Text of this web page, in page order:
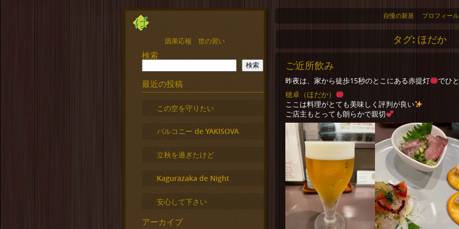
自慢の新居 プロフィール
タグ: ほだか
ご近所飲み
昨夜は、家から徒歩15秒のとこにある赤提灯 でひ
穂卓（ほだか）
ここは料理がとても美味しく評判が良い
ご店主もとっても朗らかで親切
因果応報 世の習い
検索
検索
最近の投稿
この空を守りたい
バルコニー de YAKISOVA
立秋を過ぎたけど
Kagurazaka de Night
安心して下さい
アーカイブ